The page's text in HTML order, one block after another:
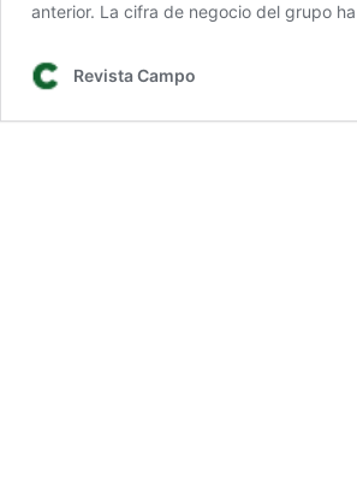
anterior. La cifra de negocio del grupo
Revista Campo